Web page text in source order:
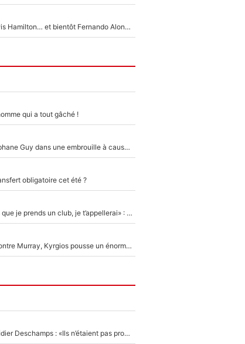
Max Verstappen, Lewis Hamilton… et bientôt Fernando Alonso ? Le classement des pilotes les mieux payés en Formule 1 risque de changer !
qui a tout gâché !
«Détester à vie», Stéphane Guy dans une embrouille à cause du PSG !
obligatoire cet été ?
Mercato - OM - «Dès que je prends un club, je t’appellerai» : La promesse de Marcelino au moment de claquer la porte
Victime de racisme contre Murray, Kyrgios pousse un énorme coup de gueule !
Zinédine Zidane et Didier Deschamps : «Ils n’étaient pas proches», les confidences d’un membre de l’équipe de France 1998 sur leur relation spéciale